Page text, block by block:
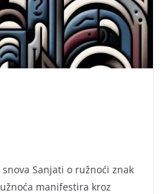
Sanjati o ružnoći znak
manifestira kroz